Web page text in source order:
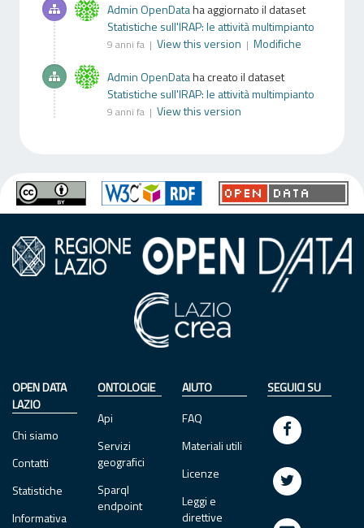
Admin OpenDataha aggiornato il dataset
Statistiche sull'IRAP: le attività multimpianto
9 anni fa | View this version | Modifiche
Admin OpenDataha creato il dataset
Statistiche sull'IRAP: le attività multimpianto
9 anni fa | View this version
OPEN DATA
LAZIO
Chi siamo
Contatti
Statistiche
Informativa
ONTOLOGIE
Api
Servizi
geografici
Sparql
endpoint
AIUTO
FAQ
Materiali utili
Licenze
Leggi e
direttive
SEGUICI SU